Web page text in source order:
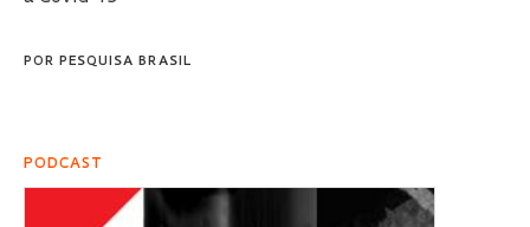
POR PESQUISA BRASIL
PODCAST